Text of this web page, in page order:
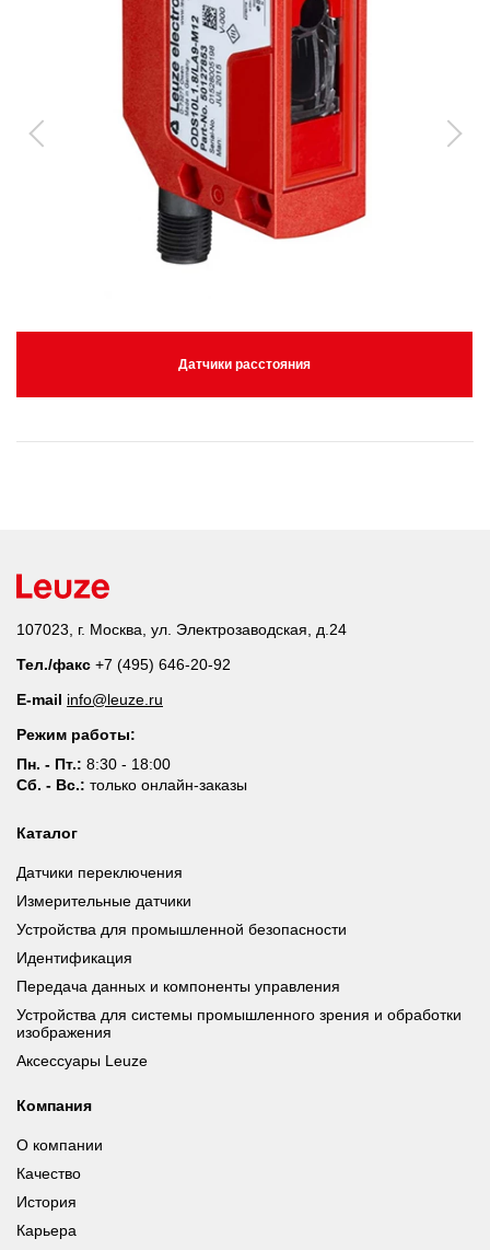
Датчики расстояния
107023, г. Москва, ул. Электрозаводская, д.24
Тел./факс +7 (495) 646-20-92
E-mail info@leuze.ru
Режим работы:
Пн. - Пт.: 8:30 - 18:00
Сб. - Вс.: только онлайн-заказы
Каталог
Датчики переключения
Измерительные датчики
Устройства для промышленной безопасности
Идентификация
Передача данных и компоненты управления
Устройства для системы промышленного зрения и обработки
изображения
Аксессуары Leuze
Компания
О компании
Качество
История
Карьера